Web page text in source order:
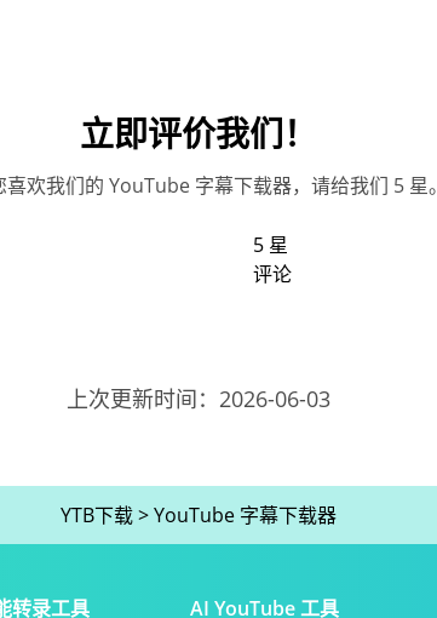
立即评价我们！
喜欢我们的 YouTube 字幕下载器，请给我们 5 星。
5 星
评论
上次更新时间：2026-06-03
YTB下载>YouTube 字幕下载器
转录工具 AI YouTube 工具